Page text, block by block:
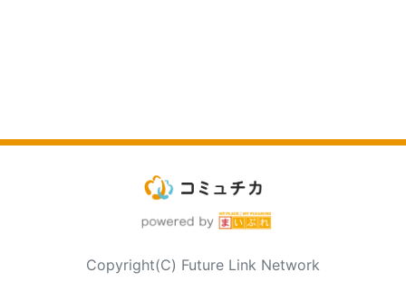
Copyright(C) Future Link Network